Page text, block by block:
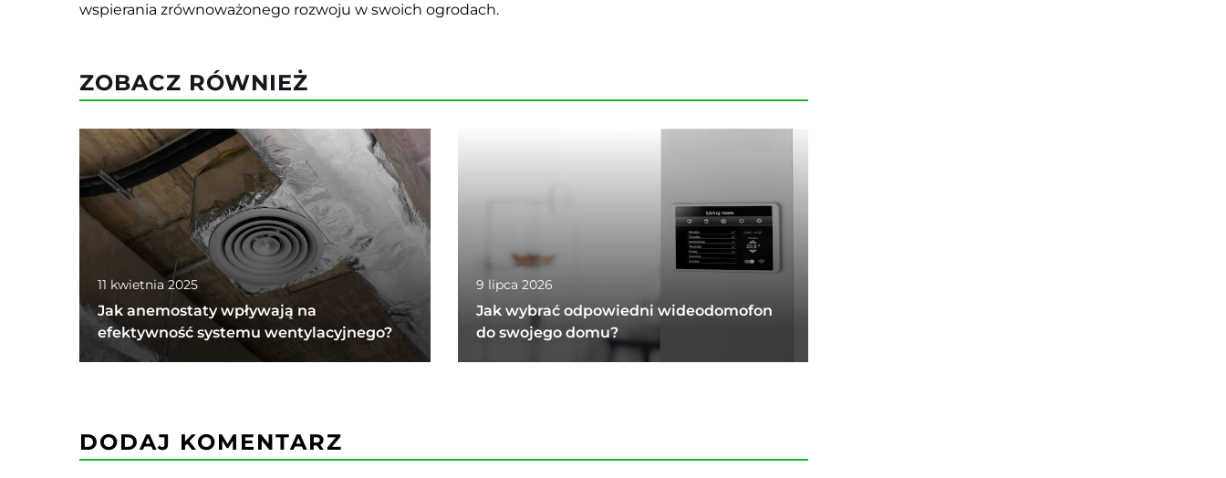
wspierania zrównoważonego rozwoju w swoich ogrodach.
ZOBACZ RÓWNIEŻ
11 kwietnia 2025
Jak anemostaty wpływają na
efektywność systemu wentylacyjnego?
9 lipca 2026
Jak wybrać odpowiedni wideodomofon
do swojego domu?
DODAJ KOMENTARZ